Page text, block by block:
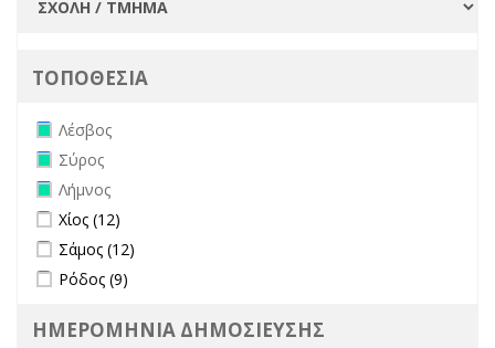
ΤΟΠΟΘΕΣΙΑ
Remove Λέσβος filter
Λέσβος
Remove Σύρος filter
Σύρος
Remove Λήμνος filter
Λήμνος
Apply Χίος filter
Χίος (12)
Apply Σάμος filter
Σάμος (12)
Apply Ρόδος filter
Ρόδος (9)
ΗΜΕΡΟΜΗΝΙΑ ΔΗΜΟΣΙΕΥΣΗΣ